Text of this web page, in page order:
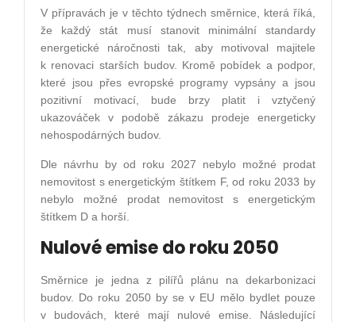
V přípravách je v těchto týdnech směrnice, která říká,
že každý stát musí stanovit minimální standardy
energetické náročnosti tak, aby motivoval majitele
k renovaci starších budov. Kromě pobídek a podpor,
které jsou přes evropské programy vypsány a jsou
pozitivní motivací, bude brzy platit i vztyčený
ukazováček v podobě zákazu prodeje energeticky
nehospodárných budov.
Dle návrhu by od roku 2027 nebylo možné prodat
nemovitost s energetickým štítkem F, od roku 2033 by
nebylo možné prodat nemovitost s energetickým
štítkem D a horší.
Nulové emise do roku 2050
Směrnice je jedna z pilířů plánu na dekarbonizaci
budov. Do roku 2050 by se v EU mělo bydlet pouze
v budovách, které mají nulové emise. Následující